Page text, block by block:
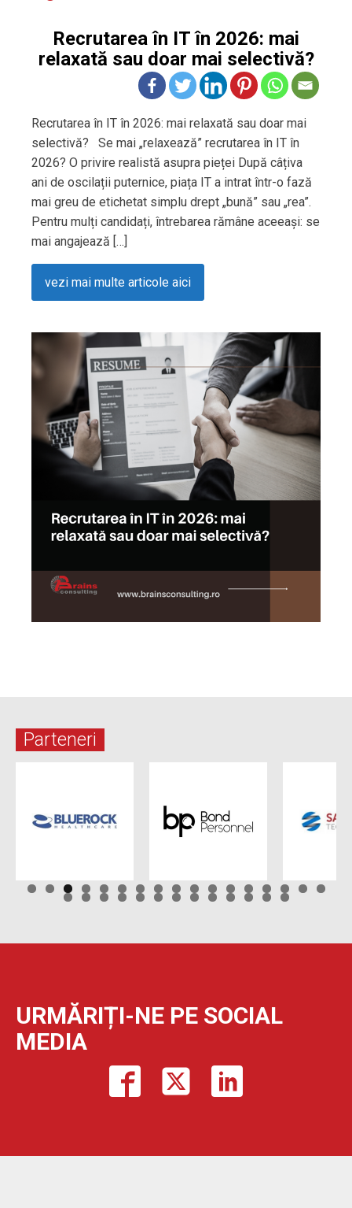
Recrutarea în IT în 2026: mai
relaxată sau doar mai selectivă?
Recrutarea în IT în 2026: mai relaxată sau doar mai
selectivă? Se mai „relaxează” recrutarea în IT în
2026? O privire realistă asupra pieței După câțiva
ani de oscilații puternice, piața IT a intrat într-o fază
mai greu de etichetat simplu drept „bună” sau „rea”.
Pentru mulți candidați, întrebarea rămâne aceeași: se
mai angajează […]
vezi mai multe articole aici
Parteneri
URMĂRIȚI-NE PE SOCIAL
MEDIA